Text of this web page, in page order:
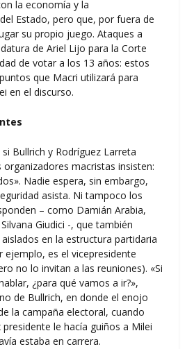
la economía y la
Estado, pero que, por fuera de
su propio juego. Ataques a
de Ariel Lijo para la Corte
de votar a los 13 años: estos
que Macri utilizará para
en el discurso.
Bullrich y Rodríguez Larreta
macristas insisten:
Nadie espera, sin embargo,
asista. Ni tampoco los
– como Damián Arabia,
Giudici -, que también
en la estructura partidaria
ejemplo, es el vicepresidente
no lo invitan a las reuniones). «Si
¿para qué vamos a ir?»,
de Bullrich, en donde el enojo
la campaña electoral, cuando
le hacía guiños a Milei
estaba en carrera.